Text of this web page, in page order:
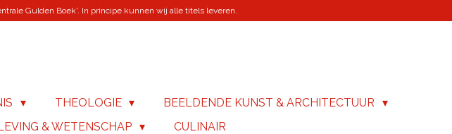
Gulden Boek'. In principe kunnen wij alle titels leveren.
THEOLOGIE
BEELDENDE KUNST & ARCHITECTUUR
& WETENSCHAP
CULINAIR